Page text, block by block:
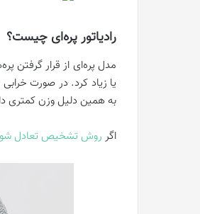
رادیاتور پره‌ای چیست؟
مدل پره‌ای از قرار گرفتن
یا زیاد کرد. در صورت
به همین دلیل وزن کمتری
اگر روش تشخیص تعادل